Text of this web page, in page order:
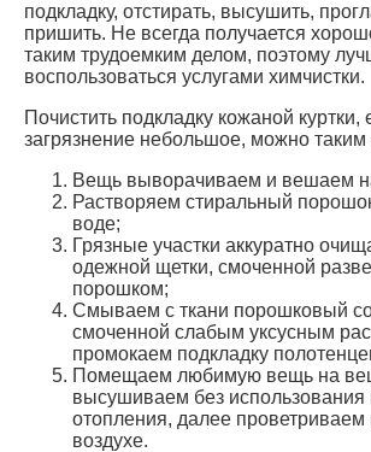
подкладку, отстирать, высушить,
пришить. Не всегда получается
таким трудоемким делом, поэтому
воспользоваться услугами химчистки.
Почистить подкладку кожаной куртки,
загрязнение небольшое, можно таким
Вещь выворачиваем и вешаем
Растворяем стиральный
воде;
Грязные участки аккуратно
одежной щетки, смоченной
порошком;
Смываем с ткани порошковый
смоченной слабым уксусным
промокаем подкладку
Помещаем любимую вещь на
высушиваем без использования
отопления, далее
воздухе.